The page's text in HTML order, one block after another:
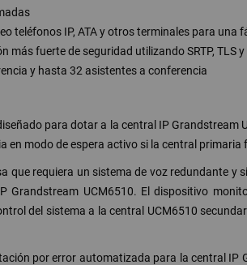
teléfonos IP, ATA y otros terminales para una
fuerte de seguridad utilizando SRTP, TLS y
y hasta 32 asistentes a conferencia
para dotar a la central IP
modo de espera activo si la central primaria
que requiera un sistema de voz redundante
UCM6510. El dispositivo
del sistema a la central UCM6510
por error automatizada para la central IP